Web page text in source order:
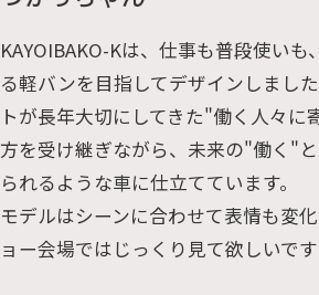
KAYOIBAKO-Kは、仕事も普段使いも
る軽バンを目指してデザインしまし
トが長年大切にしてきた"働く人々に
方を受け継ぎながら、未来の"働く"
られるような車に仕立てています。
モデルはシーンに合わせて表情も変
ョー会場ではじっくり見て欲しいです